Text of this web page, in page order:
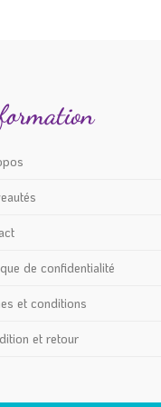
de confidentialité
et conditions
et retour